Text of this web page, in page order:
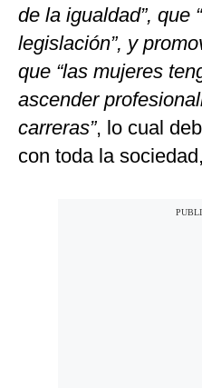
de la igualdad”, que
legislación”, y
que “las mujeres
ascender
carreras”, lo cual
con toda la